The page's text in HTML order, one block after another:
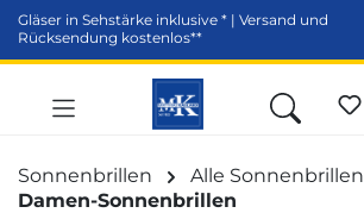
springen
Gläser in Sehstärke inklusive * | Versand und
Rücksendung kostenlos**
Sonnenbrillen
Alle Sonnenbrillen
Damen-Sonnenbrillen